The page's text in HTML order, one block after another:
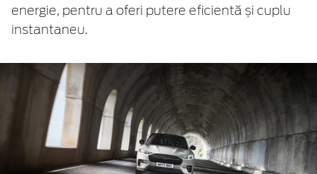
energie, pentru a oferi putere eficientă și cuplu
instantaneu.